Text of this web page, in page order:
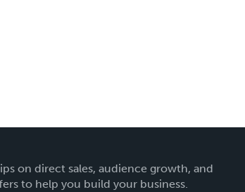
on direct sales, audience growth, and
to help you build your business.